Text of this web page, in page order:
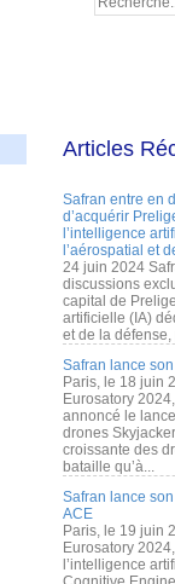
Articles
Safran entre en
d’acquérir
l’intelligence
l’aérospatial et
24 juin 2024
discussions
capital de
artificielle (IA)
et de la défense,
Safran lance
Paris, le 18 juin
Eurosatory
annoncé le
drones
croissante des
bataille qu’à...
Safran lance
ACE
Paris, le 19 juin
Eurosatory
l’intelligence